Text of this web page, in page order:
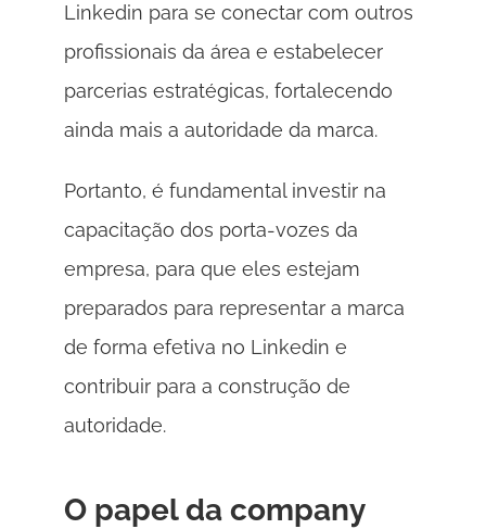
Linkedin para se conectar com outros
profissionais da área e estabelecer
parcerias estratégicas, fortalecendo
ainda mais a autoridade da marca.
Portanto, é fundamental investir na
capacitação dos porta-vozes da
empresa, para que eles estejam
preparados para representar a marca
de forma efetiva no Linkedin e
contribuir para a construção de
autoridade.
O papel da company